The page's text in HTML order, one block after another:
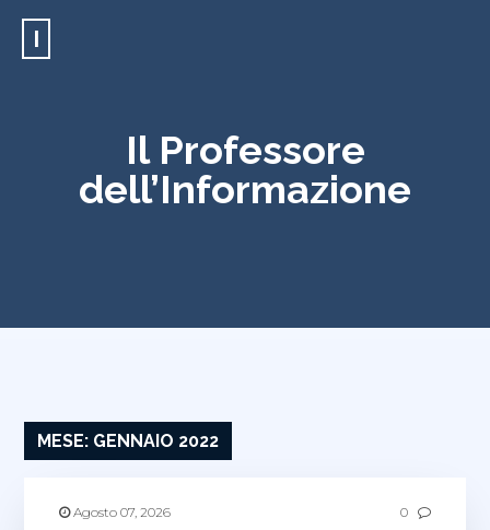
I
Il Professore
dell’Informazione
MESE: GENNAIO 2022
Agosto 07, 2026 0